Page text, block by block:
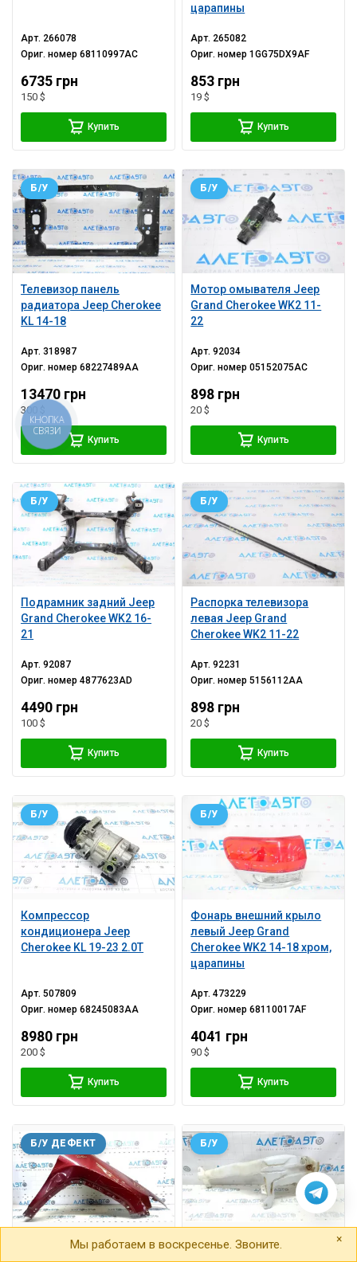
×
Мы работаем в воскресенье. Звоните.
Арт. 266078
Ориг. номер68110997AC
6735 грн
150 $
Купить
царапины
Арт. 265082
Ориг. номер1GG75DX9AF
853 грн
19 $
Купить
Телевизор панель
радиатора Jeep Cherokee
KL 14-18
Б/У
Арт.318987
Ориг. номер68227489AA
13470 грн
300 $
Купить
Мотор омывателя Jeep
Grand Cherokee WK2 11-
22
Б/У
Арт.92034
Ориг. номер05152075AC
898 грн
20 $
Купить
Подрамник задний Jeep
Grand Cherokee WK2 16-
21
Б/У
Арт.92087
Ориг. номер4877623AD
4490 грн
100 $
Купить
Распорка телевизора
левая Jeep Grand
Cherokee WK2 11-22
Б/У
Арт.92231
Ориг. номер5156112AA
898 грн
20 $
Купить
Компрессор
кондиционера Jeep
Cherokee KL 19-23 2.0T
Б/У
Арт.507809
Ориг. номер68245083AA
8980 грн
200 $
Купить
Фонарь внешний крыло
левый Jeep Grand
Cherokee WK2 14-18 хром,
царапины
Б/У
Арт.473229
Ориг. номер68110017AF
4041 грн
90 $
Купить
Крыло переднее правое
Б/У ДЕФЕКТ
Бачок омывателя Jeep
Б/У
КНОПКА
СВЯЗИ